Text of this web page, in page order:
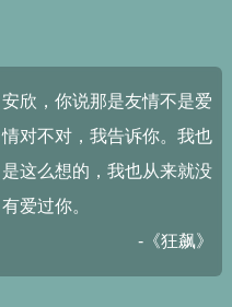
安欣，你说那是友情不是爱
情对不对，我告诉你。我也
是这么想的，我也从来就没
有爱过你。
-《狂飙》